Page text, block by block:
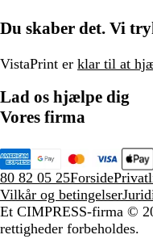
Du skaber det. Vi
VistaPrint er klar til at
Lad os hjælpe dig
Vores firma
80 82 05 25Forside
Vilkår og betingelser
Et CIMPRESS-firma ©
rettigheder forbeholdes.